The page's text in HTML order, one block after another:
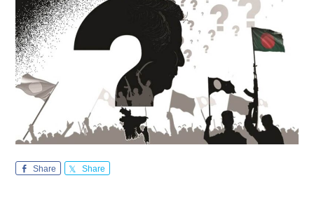
Share Share